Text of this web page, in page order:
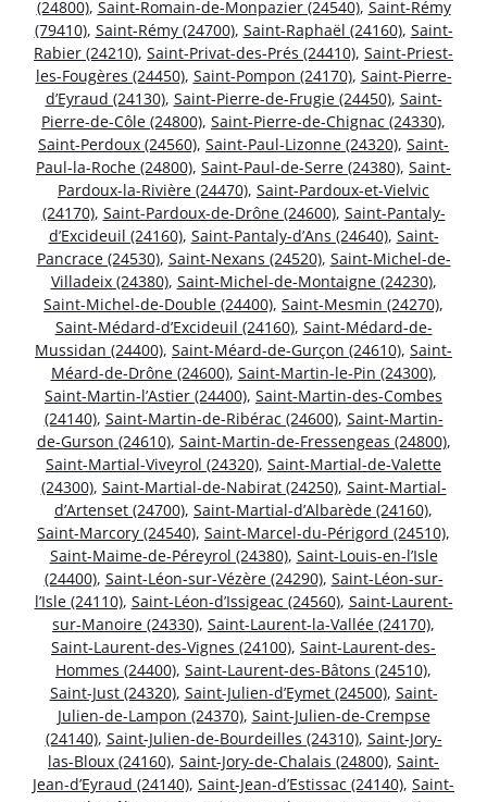
(24800), Saint-Romain-de-Monpazier (24540), Saint-Rémy
(79410), Saint-Rémy (24700), Saint-Raphaël (24160), Saint-
Rabier (24210), Saint-Privat-des-Prés (24410), Saint-Priest-
les-Fougères (24450), Saint-Pompon (24170), Saint-Pierre-
d’Eyraud (24130), Saint-Pierre-de-Frugie (24450), Saint-
Pierre-de-Côle (24800), Saint-Pierre-de-Chignac (24330),
Saint-Perdoux (24560), Saint-Paul-Lizonne (24320), Saint-
Paul-la-Roche (24800), Saint-Paul-de-Serre (24380), Saint-
Pardoux-la-Rivière (24470), Saint-Pardoux-et-Vielvic
(24170), Saint-Pardoux-de-Drône (24600), Saint-Pantaly-
d’Excideuil (24160), Saint-Pantaly-d’Ans (24640), Saint-
Pancrace (24530), Saint-Nexans (24520), Saint-Michel-de-
Villadeix (24380), Saint-Michel-de-Montaigne (24230),
Saint-Michel-de-Double (24400), Saint-Mesmin (24270),
Saint-Médard-d’Excideuil (24160), Saint-Médard-de-
Mussidan (24400), Saint-Méard-de-Gurçon (24610), Saint-
Méard-de-Drône (24600), Saint-Martin-le-Pin (24300),
Saint-Martin-l’Astier (24400), Saint-Martin-des-Combes
(24140), Saint-Martin-de-Ribérac (24600), Saint-Martin-
de-Gurson (24610), Saint-Martin-de-Fressengeas (24800),
Saint-Martial-Viveyrol (24320), Saint-Martial-de-Valette
(24300), Saint-Martial-de-Nabirat (24250), Saint-Martial-
d’Artenset (24700), Saint-Martial-d’Albarède (24160),
Saint-Marcory (24540), Saint-Marcel-du-Périgord (24510),
Saint-Maime-de-Péreyrol (24380), Saint-Louis-en-l’Isle
(24400), Saint-Léon-sur-Vézère (24290), Saint-Léon-sur-
l’Isle (24110), Saint-Léon-d’Issigeac (24560), Saint-Laurent-
sur-Manoire (24330), Saint-Laurent-la-Vallée (24170),
Saint-Laurent-des-Vignes (24100), Saint-Laurent-des-
Hommes (24400), Saint-Laurent-des-Bâtons (24510),
Saint-Just (24320), Saint-Julien-d’Eymet (24500), Saint-
Julien-de-Lampon (24370), Saint-Julien-de-Crempse
(24140), Saint-Julien-de-Bourdeilles (24310), Saint-Jory-
las-Bloux (24160), Saint-Jory-de-Chalais (24800), Saint-
Jean-d’Eyraud (24140), Saint-Jean-d’Estissac (24140), Saint-